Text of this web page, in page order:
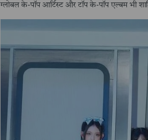
ग्लोबल के-पॉप आर्टिस्ट और टॉप के-पॉप एल्बम भी